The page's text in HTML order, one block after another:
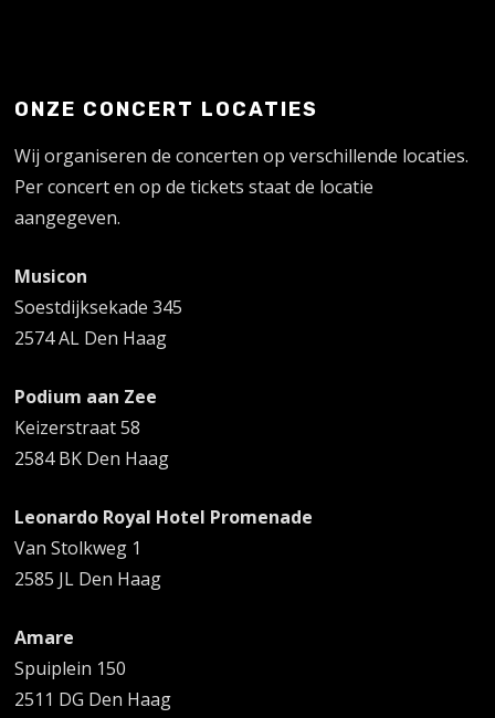
ONZE CONCERT LOCATIES
Wij organiseren de concerten op verschillende locaties.
Per concert en op de tickets staat de locatie
aangegeven.
Musicon
Soestdijksekade 345
2574 AL Den Haag
Podium aan Zee
Keizerstraat 58
2584 BK Den Haag
Leonardo Royal Hotel Promenade
Van Stolkweg 1
2585 JL Den Haag
Amare
Spuiplein 150
2511 DG Den Haag